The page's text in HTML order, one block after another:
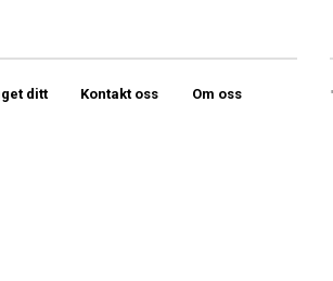
ditt Kontakt oss Om oss